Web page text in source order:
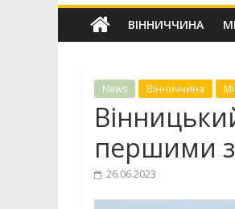
ВІННИЧЧИНА
News Вінниччина
першими
26.06.2023